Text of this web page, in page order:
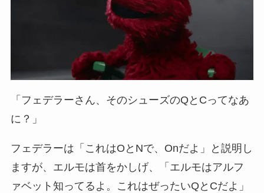
「フェデラーさん、そのシューズのQとCってなあ
に？」
フェデラーは「これはOとNで、Onだよ」と説明し
ますが、エルモは首をかしげ、「エルモはアルフ
ァベット知ってるよ。これはぜったいQとCだよ」